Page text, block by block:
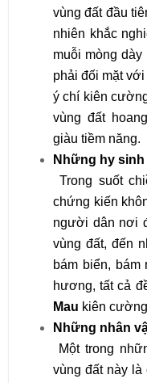
vùng đất đầu
nhiên khắc
muỗi mòng
phải đối mặt
ý chí kiên
vùng đất
giàu tiềm năng.
Những hy sinh
Trong suốt
chứng kiến
người dân nơi
vùng đất, đến
bám biển,
hương, tất cả
Mau kiên
Những nhân
Một trong
vùng đất này là